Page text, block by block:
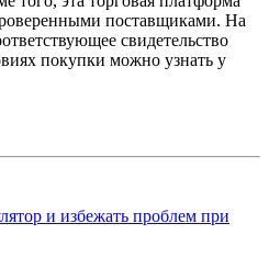
поставщиками. На
свидетельство
покупки можно узнать у
и избежать проблем при